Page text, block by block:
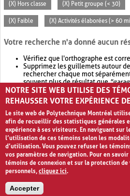
(X) Hors classe (X) Petit groupe (< 30)
(X) Faible (X) Activités élaborées (> 60
Votre recherche n'a donné aucun
Vérifiez que l'orthographe est
Supprimez les guillemets autour
rechercher chaque mot
souvent plus de résultat que
Envisagez d'élargir votre
retournera souvent plus de
NOTRE SITE WEB UTILISE DES
REHAUSSER VOTRE EXPÉRIENCE
Le site web de Polytechnique Montréal
afin de recueillir des statistiques générales
expérience à ses visiteurs. En naviguant sur
l’utilisation de ces témoins selon les
d’utilisation. Vous pouvez refuser les
vos paramètres de navigation. Pour en
témoins de connexion et sur la protection de
personnels,cliquez ici.
Accepter